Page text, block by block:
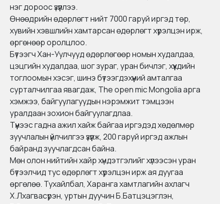
нэг дороос үзүүллээ.
Өнөөдрийн өдөрлөгт нийт 7000 гаруй иргэд төр,
хувийн хэвшлийн хамтарсан өдөрлөгт хүрэлцэн ирж,
өргөнөөр оролцлоо.
Бүтээгч Хан-Уулчууд өдөрлөгөөр номын худалдаа,
цэцгийн худалдаа, шог зураг, уран бичлэг, хүүхдийн
тоглоомын хэсэг, шинэ бүтээгдэхүүний амталгаа
сурталчилгаа явагдаж, The open mic Mongolia арга
хэмжээ, байгуулагуудын нэрэмжит тэмцээн
уралдаан зохион байгуулагдлаа.
Түүнээс гадна ажил хайж байгаа иргэдэд хөдөлмөр
зуучлалын үйлчилгээ үзүүлж, 200 гаруй иргэд ажлын
байранд зуучлагдсан байна.
Мөн олон нийтийн хайр хүндэтгэлийг хүлээсэн уран
бүтээлчид тус өдөрлөгт хүрэлцэн ирж ая дуугаа
өргөлөө. Тухайлбал, Харанга хамтлагийн ахлагч
Х.Лхагвасүрэн, уртын дуучин Б.Батцэцэглэн,